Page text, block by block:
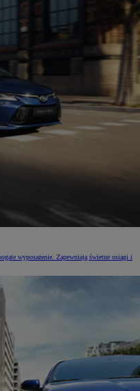
wyposażenie. Zapewniają świetne osiągi i